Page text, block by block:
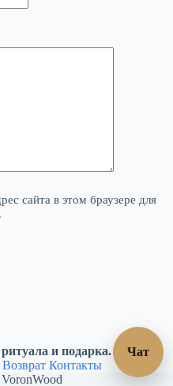
сайта в этом браузере для
и подарка.
Возврат Контакты
VoronWood
Чат